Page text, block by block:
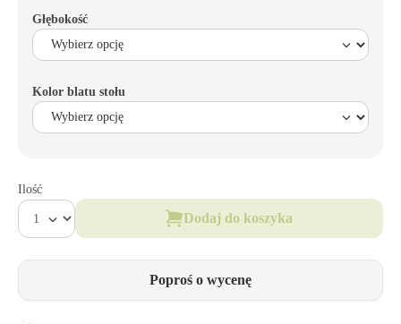
Głębokość
Kolor blatu stołu
Ilość
Dodaj do koszyka
Poproś o wycenę